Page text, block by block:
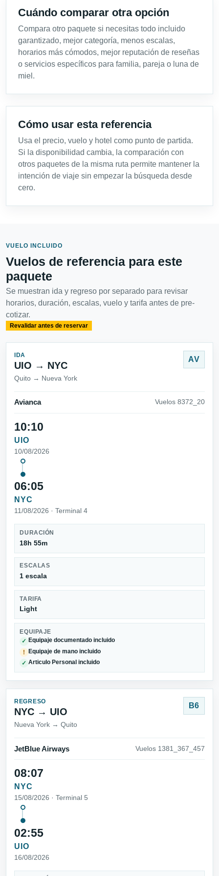
Cuándo comparar otra opción
Compara otro paquete si necesitas todo incluido
garantizado, mejor categoría, menos escalas,
horarios más cómodos, mejor reputación de reseñas
o servicios específicos para familia, pareja o luna de
miel.
Cómo usar esta referencia
Usa el precio, vuelo y hotel como punto de partida.
Si la disponibilidad cambia, la comparación con
otros paquetes de la misma ruta permite mantener la
intención de viaje sin empezar la búsqueda desde
cero.
VUELO INCLUIDO
Vuelos de referencia para este
paquete
Se muestran ida y regreso por separado para revisar
horarios, duración, escalas, vuelo y tarifa antes de pre-
cotizar.
Revalidar antes de reservar
IDA
UIO → NYC
Quito → Nueva York
AV
Avianca Vuelos 8372_20
10:10
UIO
10/08/2026
06:05
NYC
11/08/2026 · Terminal 4
DURACIÓN
18h 55m
ESCALAS
1 escala
TARIFA
Light
EQUIPAJE
✓ Equipaje documentado incluido
! Equipaje de mano incluido
✓ Articulo Personal incluido
REGRESO
NYC → UIO
Nueva York → Quito
B6
JetBlue Airways Vuelos 1381_367_457
08:07
NYC
15/08/2026 · Terminal 5
02:55
UIO
16/08/2026